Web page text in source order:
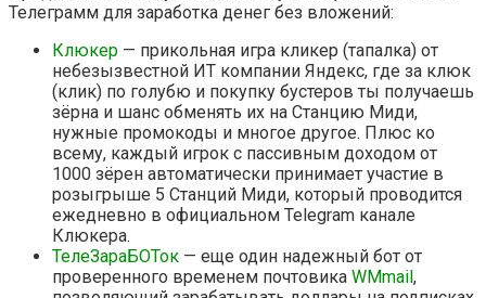
Телеграмм для заработка денег без вложений:
Клюкер — прикольная игра кликер (тапалка) от
небезызвестной ИТ компании Яндекс, где за клюк
(клик) по голубю и покупку бустеров ты получаешь
зёрна и шанс обменять их на Станцию Миди,
нужные промокоды и многое другое. Плюс ко
всему, каждый игрок с пассивным доходом от
1000 зёрен автоматически принимает участие в
розыгрыше 5 Станций Миди, который проводится
ежедневно в официальном Telegram канале
Клюкера.
ТелеЗараБОТок — еще один надежный бот от
проверенного временем почтовика WMmail,